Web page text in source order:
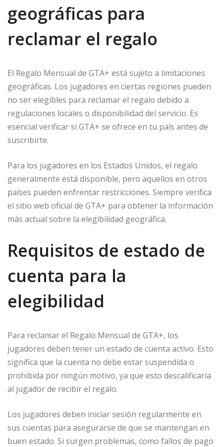
geográficas para
reclamar el regalo
El Regalo Mensual de GTA+ está sujeto a limitaciones
geográficas. Los jugadores en ciertas regiones pueden
no ser elegibles para reclamar el regalo debido a
regulaciones locales o disponibilidad del servicio. Es
esencial verificar si GTA+ se ofrece en tu país antes de
suscribirte.
Para los jugadores en los Estados Unidos, el regalo
generalmente está disponible, pero aquellos en otros
países pueden enfrentar restricciones. Siempre verifica
el sitio web oficial de GTA+ para obtener la información
más actual sobre la elegibilidad geográfica.
Requisitos de estado de
cuenta para la
elegibilidad
Para reclamar el Regalo Mensual de GTA+, los
jugadores deben tener un estado de cuenta activo. Esto
significa que la cuenta no debe estar suspendida o
prohibida por ningún motivo, ya que esto descalificaría
al jugador de recibir el regalo.
Los jugadores deben iniciar sesión regularmente en
sus cuentas para asegurarse de que se mantengan en
buen estado. Si surgen problemas, como fallos de pago